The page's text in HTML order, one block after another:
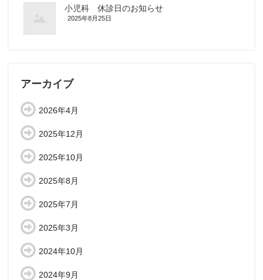
小児科 休診日のお知らせ
2025年8月25日
アーカイブ
2026年4月
2025年12月
2025年10月
2025年8月
2025年7月
2025年3月
2024年10月
2024年9月